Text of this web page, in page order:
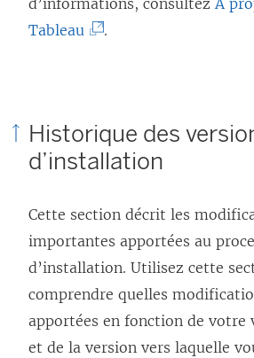
n
n
o
e
l
Tableau
i
e
s
’
o
u
v
r
.
Historique des
d’installation
Cette section décrit les
importantes apportées au
d’installation. Utilisez cette
comprendre quelles
apportées en fonction de votre
et de la version vers laquelle